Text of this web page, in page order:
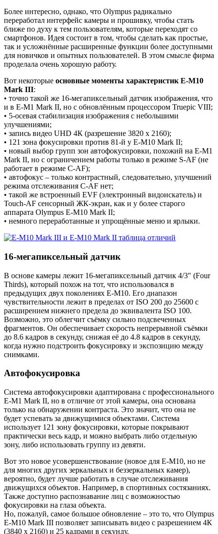
Более интересно, однако, что Olympus радикально
переработал интерфейс камеры и прошивку, чтобы стать
ближе по духу к тем пользователям, которые переходят со
смартфонов. Идея состоит в том, чтобы сделать как простые,
так и усложнённые расширенные функции более доступными
для новичков и опытных пользователей. В этом смысле фирма
проделала очень хорошую работу.
Вот некоторые основные моменты характеристик E-M10
Mark III:
• точно такой же 16-мегапиксельный датчик изображения, что
и в E-M1 Mark II, но с обновлённым процессором Truepic VIII;
• 5-осевая стабилизация изображения с небольшими
улучшениями;
• запись видео UHD 4К (разрешение 3820 x 2160);
• 121 зона фокусировки против 81-й у E-M10 Mark II;
• новый выбор групп зон автофокусировки, похожий на E-M1
Mark II, но с ограничением работы только в режиме S-AF (не
работает в режиме C-AF);
• автофокус – только контрастный, следовательно, улучшений
режима отслеживания C-AF нет;
• такой же встроенный EVF (электронный видоискатель) и
Touch-AF сенсорный ЖК-экран, как и у более старого
аппарата Olympus E-M10 Mark II;
• немного переработанные и упрощённые меню и ярлыки.
16-мегапиксельный датчик
В основе камеры лежит 16-мегапиксельный датчик 4/3″ (Four
Thirds), который похож на тот, что использовался в
предыдущих двух поколениях E-M10. Его диапазон
чувствительности лежит в пределах от ISO 200 до 25600 с
расширением нижнего предела до эквивалента ISO 100.
Возможно, это облегчит съёмку сильно подсвеченных
фрагментов. Он обеспечивает скорость непрерывной съёмки
до 8.6 кадров в секунду, снижая её до 4.8 кадров в секунду,
когда нужно подстроить фокусировку и экспозицию между
снимками.
Автофокусировка
Система автофокусировки адаптирована с профессионального
E-M1 Mark II, но в отличие от этой камеры, она основана
только на обнаружении контраста. Это значит, что она не
будет успевать за движущимися объектами. Система
использует 121 зону фокусировки, которые покрывают
практически весь кадр, и можно выбрать либо отдельную
зону, либо использовать группу из девяти.
Вот это новое усовершенствование (новое для E-M10, но не
для многих других зеркальных и беззеркальных камер),
вероятно, будет лучше работать в случае отслеживания
движущихся объектов. Например, в спортивных состязаниях.
Также доступно распознавание лиц с возможностью
фокусировки на глаза объекта.
Но, пожалуй, самое большое обновление – это то, что Olympus
E-M10 Mark III позволяет записывать видео с разрешением 4К
(3840 x 2160) и 25 кадрами в секунду.